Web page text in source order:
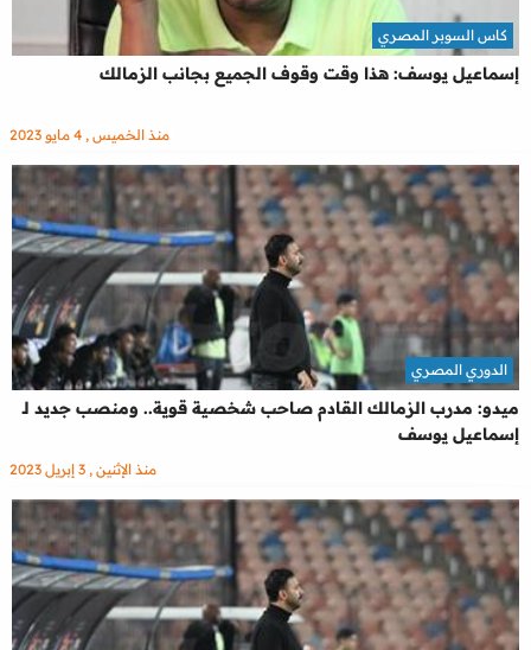
إسماعيل يوسف: هذا وقت وقوف الجميع بجانب الزمالك
كاس السوبر المصري
منذ الخميس , 4 مايو 2023
ميدو: مدرب الزمالك القادم صاحب شخصية قوية.. ومنصب جديد لـ
إسماعيل يوسف
الدوري المصري
منذ الإثنين , 3 إبريل 2023